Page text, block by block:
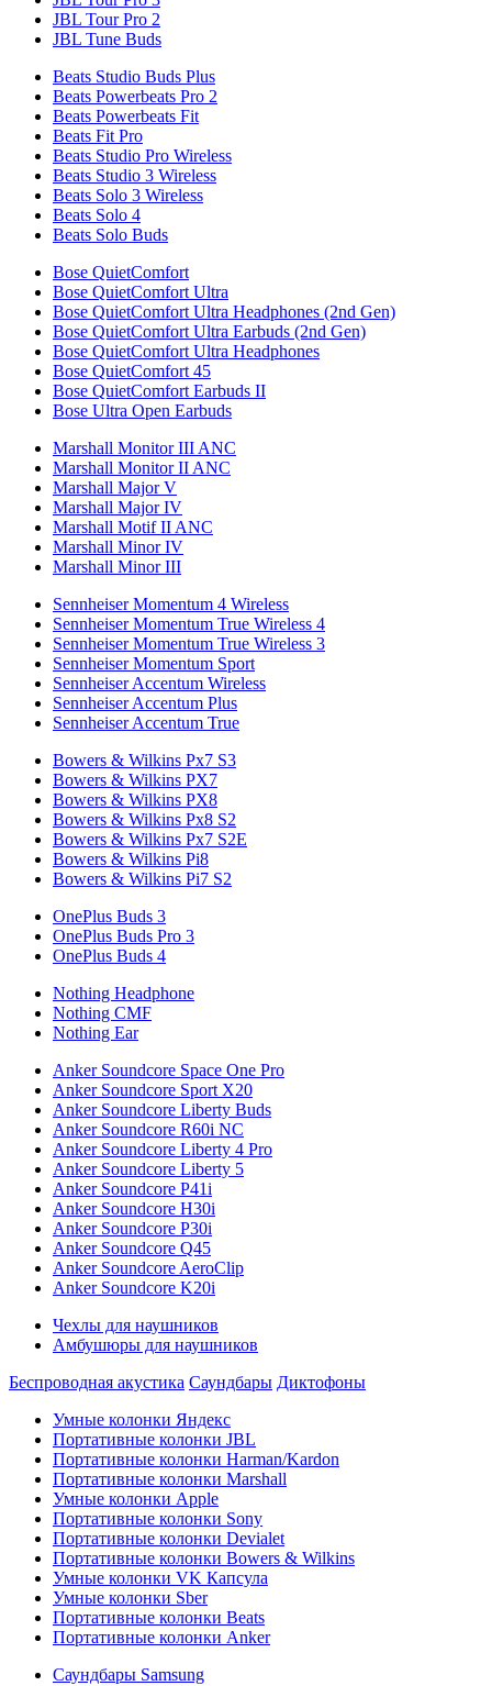
JBL Tour Pro 2
JBL Tune Buds
Beats Studio Buds Plus
Beats Powerbeats Pro 2
Beats Powerbeats Fit
Beats Fit Pro
Beats Studio Pro Wireless
Beats Studio 3 Wireless
Beats Solo 3 Wireless
Beats Solo 4
Beats Solo Buds
Bose QuietComfort
Bose QuietComfort Ultra
Bose QuietComfort Ultra Headphones (2nd Gen)
Bose QuietComfort Ultra Earbuds (2nd Gen)
Bose QuietComfort Ultra Headphones
Bose QuietComfort 45
Bose QuietComfort Earbuds II
Bose Ultra Open Earbuds
Marshall Monitor III ANC
Marshall Monitor II ANC
Marshall Major V
Marshall Major IV
Marshall Motif II ANC
Marshall Minor IV
Marshall Minor III
Sennheiser Momentum 4 Wireless
Sennheiser Momentum True Wireless 4
Sennheiser Momentum True Wireless 3
Sennheiser Momentum Sport
Sennheiser Accentum Wireless
Sennheiser Accentum Plus
Sennheiser Accentum True
Bowers & Wilkins Px7 S3
Bowers & Wilkins PX7
Bowers & Wilkins PX8
Bowers & Wilkins Px8 S2
Bowers & Wilkins Px7 S2E
Bowers & Wilkins Pi8
Bowers & Wilkins Pi7 S2
OnePlus Buds 3
OnePlus Buds Pro 3
OnePlus Buds 4
Nothing Headphone
Nothing CMF
Nothing Ear
Anker Soundcore Space One Pro
Anker Soundcore Sport X20
Anker Soundcore Liberty Buds
Anker Soundcore R60i NC
Anker Soundcore Liberty 4 Pro
Anker Soundcore Liberty 5
Anker Soundcore P41i
Anker Soundcore H30i
Anker Soundcore P30i
Anker Soundcore Q45
Anker Soundcore AeroClip
Anker Soundcore K20i
Чехлы для наушников
Амбушюры для наушников
Беспроводная акустика Саундбары Диктофоны
Умные колонки Яндекс
Портативные колонки JBL
Портативные колонки Harman/Kardon
Портативные колонки Marshall
Умные колонки Apple
Портативные колонки Sony
Портативные колонки Devialet
Портативные колонки Bowers & Wilkins
Умные колонки VK Капсула
Умные колонки Sber
Портативные колонки Beats
Портативные колонки Anker
Саундбары Samsung